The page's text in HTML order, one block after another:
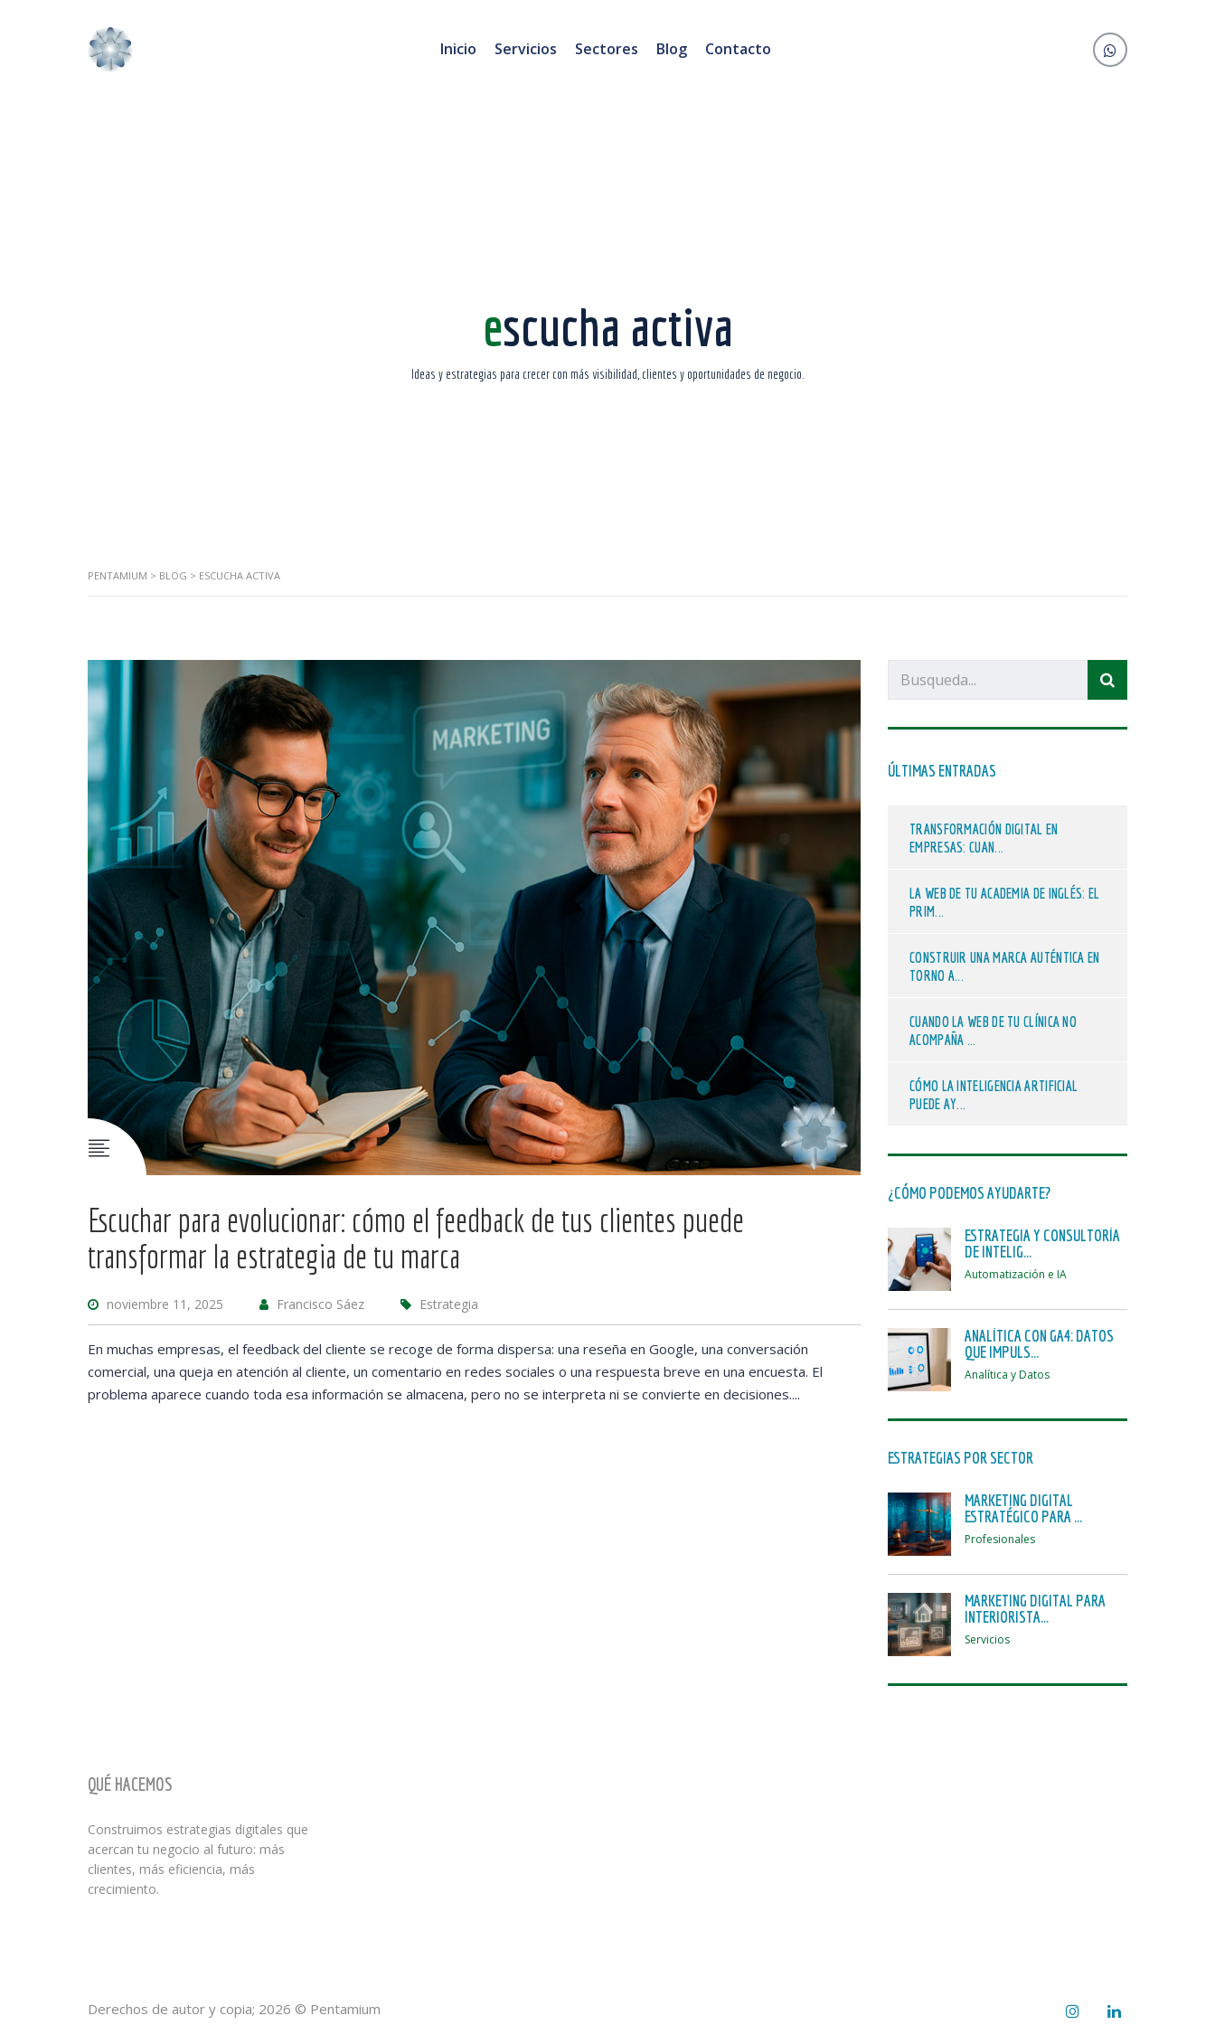
Inicio Servicios Sectores Blog Contacto
escucha activa
Ideas y estrategias para crecer con más visibilidad, clientes y oportunidades de negocio.
PENTAMIUM > BLOG > ESCUCHA ACTIVA
Escuchar para evolucionar: cómo el feedback de tus clientes puede
transformar la estrategia de tu marca
noviembre 11, 2025 Francisco Sáez Estrategia
En muchas empresas, el feedback del cliente se recoge de forma dispersa: una reseña en Google, una conversación
comercial, una queja en atención al cliente, un comentario en redes sociales o una respuesta breve en una encuesta. El
problema aparece cuando toda esa información se almacena, pero no se interpreta ni se convierte en decisiones....
ÚLTIMAS ENTRADAS
TRANSFORMACIÓN DIGITAL EN
EMPRESAS: CUAN...
LA WEB DE TU ACADEMIA DE INGLÉS: EL
PRIM...
CONSTRUIR UNA MARCA AUTÉNTICA EN
TORNO A...
CUANDO LA WEB DE TU CLÍNICA NO
ACOMPAÑA ...
CÓMO LA INTELIGENCIA ARTIFICIAL
PUEDE AY...
¿CÓMO PODEMOS AYUDARTE?
ESTRATEGIA Y CONSULTORÍA
DE INTELIG...
Automatización e IA
ANALÍTICA CON GA4: DATOS
QUE IMPULS...
Analítica y Datos
ESTRATEGIAS POR SECTOR
MARKETING DIGITAL
ESTRATÉGICO PARA ...
Profesionales
MARKETING DIGITAL PARA
INTERIORISTA...
Servicios
QUÉ HACEMOS
Construimos estrategias digitales que
acercan tu negocio al futuro: más
clientes, más eficiencia, más
crecimiento.
Derechos de autor y copia; 2026 © Pentamium